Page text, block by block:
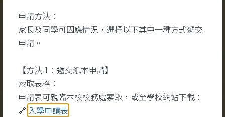
校園視頻 更多
申請方法：
家長及同學可因應情況，選擇以下其中一種方式遞交
申請。
【方法 1：遞交紙本申請】
索取表格：
申請表可親臨本校校務處索取，或至學校網站下載：
🔗 入學申請表